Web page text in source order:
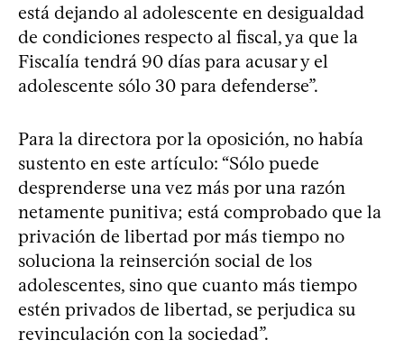
está dejando al adolescente en desigualdad
de condiciones respecto al fiscal, ya que la
Fiscalía tendrá 90 días para acusar y el
adolescente sólo 30 para defenderse”.
Para la directora por la oposición, no había
sustento en este artículo: “Sólo puede
desprenderse una vez más por una razón
netamente punitiva; está comprobado que la
privación de libertad por más tiempo no
soluciona la reinserción social de los
adolescentes, sino que cuanto más tiempo
estén privados de libertad, se perjudica su
revinculación con la sociedad”.